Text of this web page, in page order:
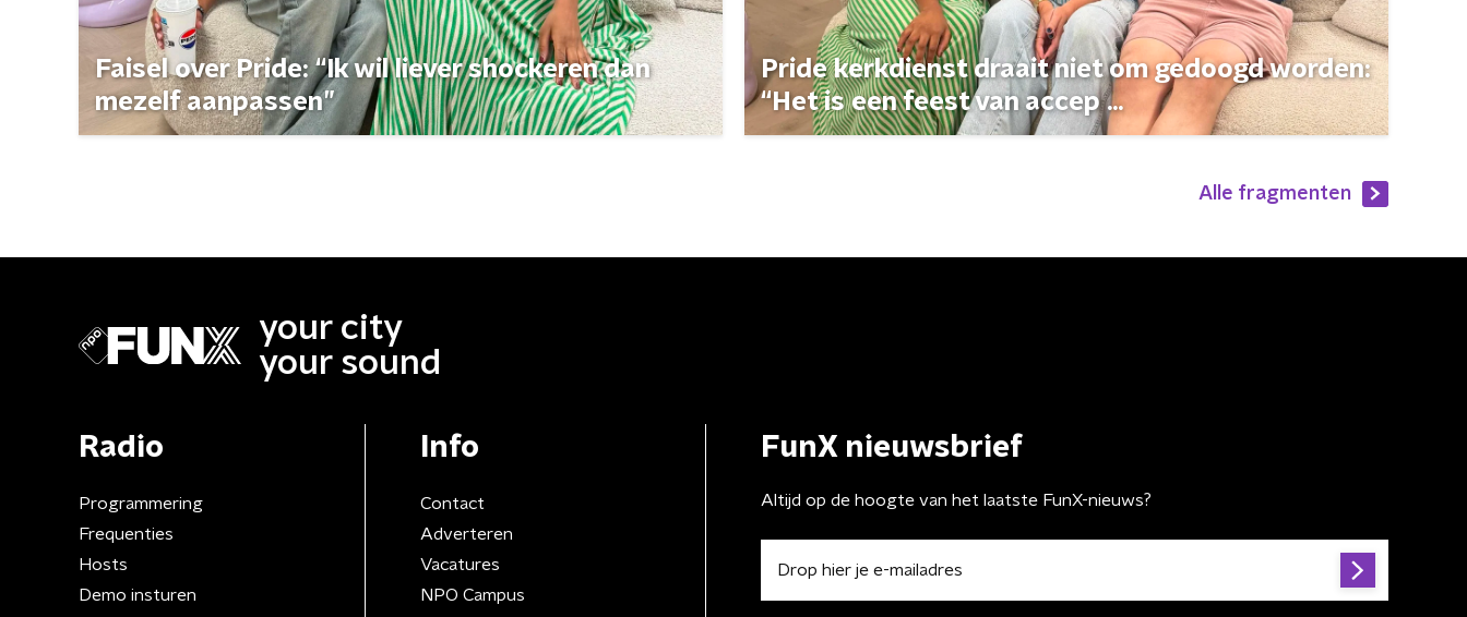
Faisel over Pride: “Ik wil liever shockeren dan
mezelf aanpassen”
Pride kerkdienst draait niet om gedoogd worden:
“Het is een feest van accep ...
Alle fragmenten
your city
your sound
Radio
Programmering
Frequenties
Hosts
Demo insturen
Info
Contact
Adverteren
Vacatures
NPO Campus
FunX nieuwsbrief
Altijd op de hoogte van het laatste FunX-nieuws?